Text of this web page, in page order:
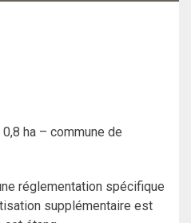
ha – commune de
réglementation spécifique
supplémentaire est